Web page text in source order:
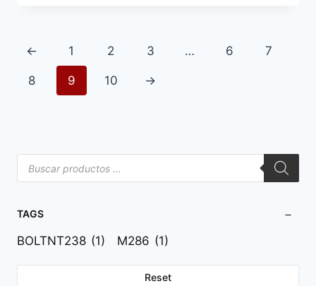
← 1 2 3 … 6 7
8 9 10 →
TAGS
BOLTNT238 (1) M286 (1)
Reset